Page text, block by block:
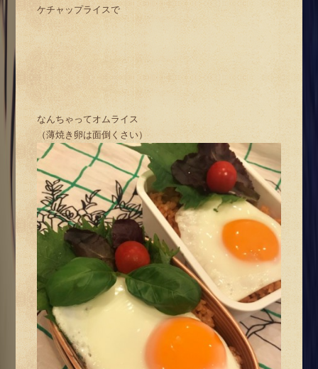
ケチャップライスで
なんちゃってオムライス
（薄焼き卵は面倒くさい）